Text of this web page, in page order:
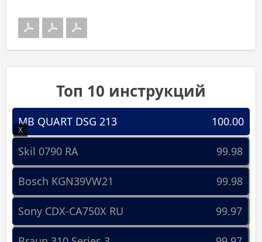
X
Топ 10 инструкций
100.00
MB QUART DSG 213
99.98
Skil 0790 RA
99.98
Bosch KGN39VW21
99.97
Sony CDX-CA750X RU